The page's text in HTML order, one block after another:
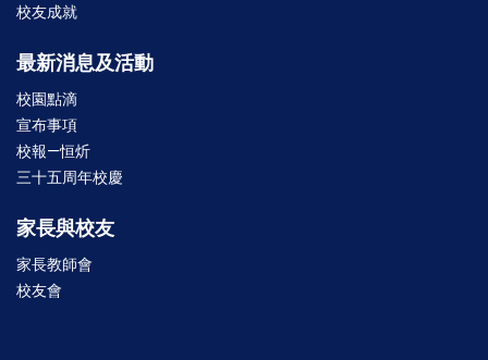
校友成就
最新消息及活動
校園點滴
宣布事項
校報—恒炘
三十五周年校慶
家長與校友
家長教師會
校友會